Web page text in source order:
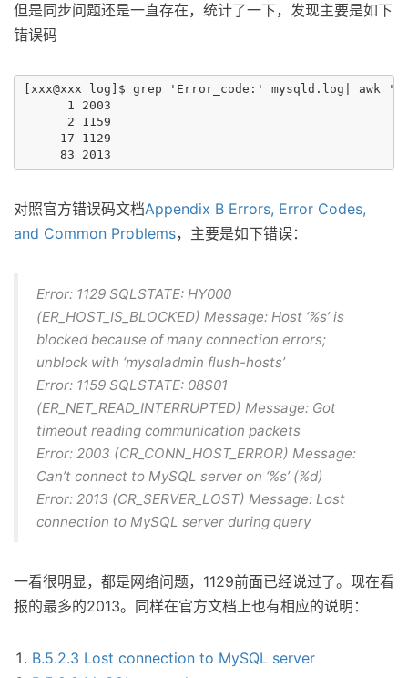
但是同步问题还是一直存在，统计了一下，发现主要是如下
错误码
[xxx@xxx log]$ grep 'Error_code:' mysqld.log|
      1 2003
      2 1159
     17 1129
对照官方错误码文档Appendix B Errors, Error Codes,
and Common Problems，主要是如下错误：
Error: 1129 SQLSTATE: HY000
(ER_HOST_IS_BLOCKED) Message: Host ‘%s’ is
blocked because of many connection errors;
unblock with ‘mysqladmin flush-hosts’
Error: 1159 SQLSTATE: 08S01
(ER_NET_READ_INTERRUPTED) Message: Got
timeout reading communication packets
Error: 2003 (CR_CONN_HOST_ERROR) Message:
Can’t connect to MySQL server on ‘%s’ (%d)
Error: 2013 (CR_SERVER_LOST) Message: Lost
connection to MySQL server during query
一看很明显，都是网络问题，1129前面已经说过了。现在看
报的最多的2013。同样在官方文档上也有相应的说明：
B.5.2.3 Lost connection to MySQL server